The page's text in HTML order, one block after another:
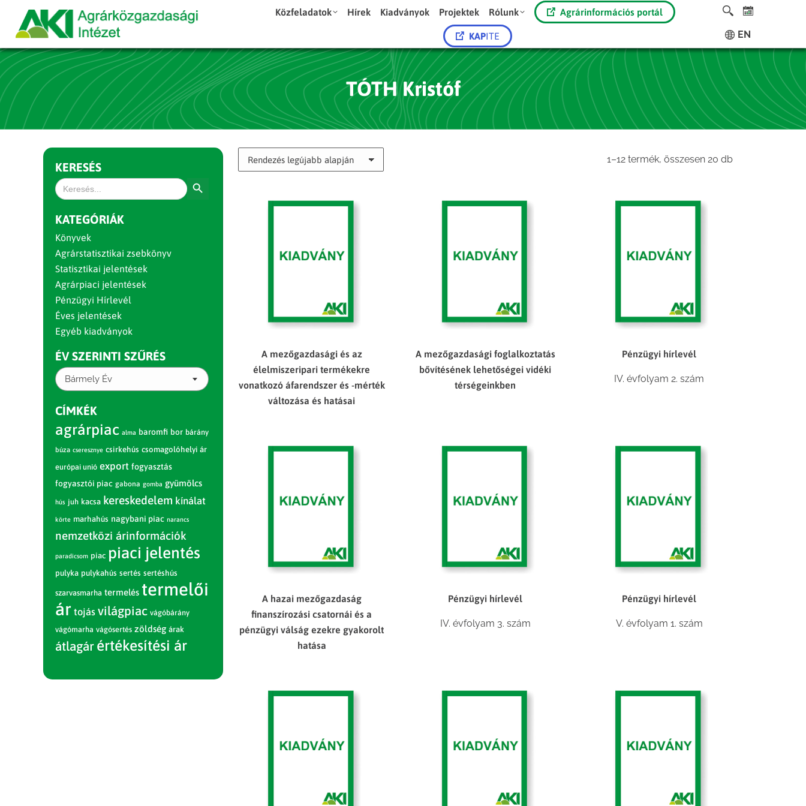
Közfeladatok Hírek Kiadványok Projektek Rólunk Agrárinformációs portál
KAPITE EN
TÓTH Kristóf
1–12 termék, összesen 20 dbSorted
A mezőgazdasági és az
élelmiszeripari termékekre
vonatkozó áfarendszer és -mérték
változása és hatásai
A mezőgazdasági foglalkoztatás
bővítésének lehetőségei vidéki
térségeinkben
Pénzügyi hírlevél
IV. évfolyam 2. szám
A hazai mezőgazdaság
finanszírozási csatornái és a
pénzügyi válság ezekre gyakorolt
hatása
Pénzügyi hírlevél
IV. évfolyam 3. szám
Pénzügyi hírlevél
V. évfolyam 1. szám
KERESÉS
Search
for:
KATEGÓRIÁK
Könyvek
Agrárstatisztikai zsebkönyv
Statisztikai jelentések
Agrárpiaci jelentések
Pénzügyi Hírlevél
Éves jelentések
Egyéb kiadványok
ÉV SZERINTI SZŰRÉS
Bármely Év
CÍMKÉK
agrárpiac alma baromfi bor bárány
búza cseresznye csirkehús csomagolóhelyi ár
európai unió export fogyasztás
fogyasztói piac gabona gomba gyümölcs
hús juh kacsa kereskedelem kínálat
körte marhahús nagybani piac narancs
nemzetközi árinformációk
paradicsom piac piaci jelentés
pulyka pulykahús sertés sertéshús
szarvasmarha termelés termelői
ár tojás világpiac vágóbárány
vágómarha vágósertés zöldség árak
átlagár értékesítési ár